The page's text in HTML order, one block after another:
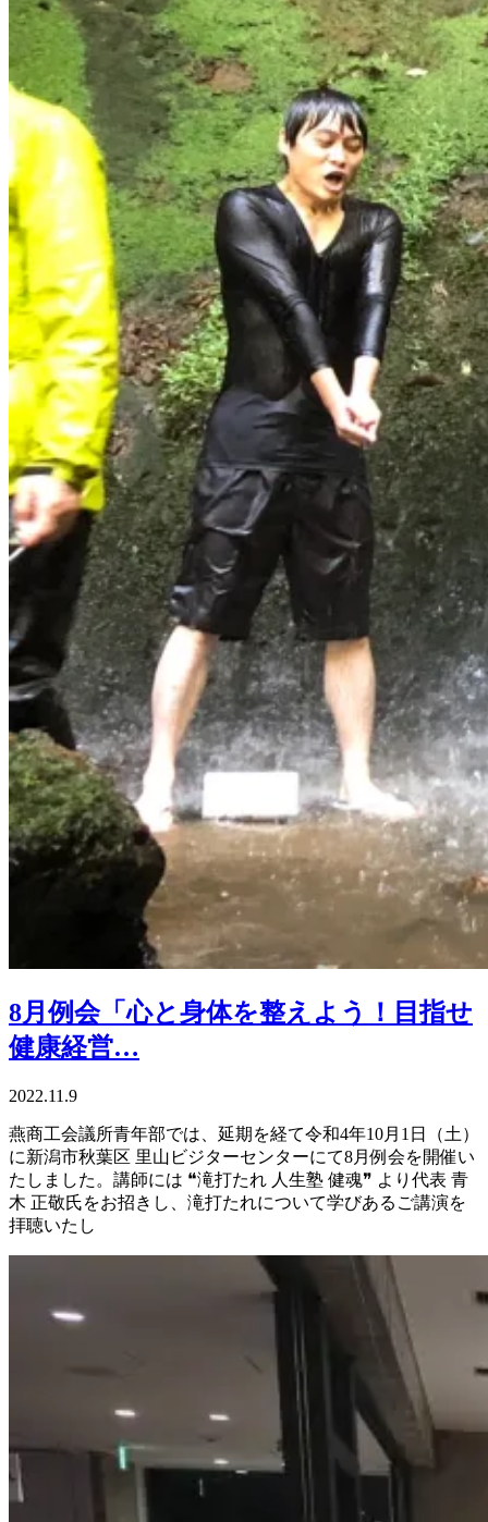
8月例会「心と身体を整えよう！目指せ
健康経営…
2022.11.9
燕商工会議所青年部では、延期を経て令和4年10月1日（土）
に新潟市秋葉区 里山ビジターセンターにて8月例会を開催い
たしました。講師には ❝滝打たれ 人生塾 健魂❞ より代表 青
木 正敬氏をお招きし、滝打たれについて学びあるご講演を
拝聴いたし